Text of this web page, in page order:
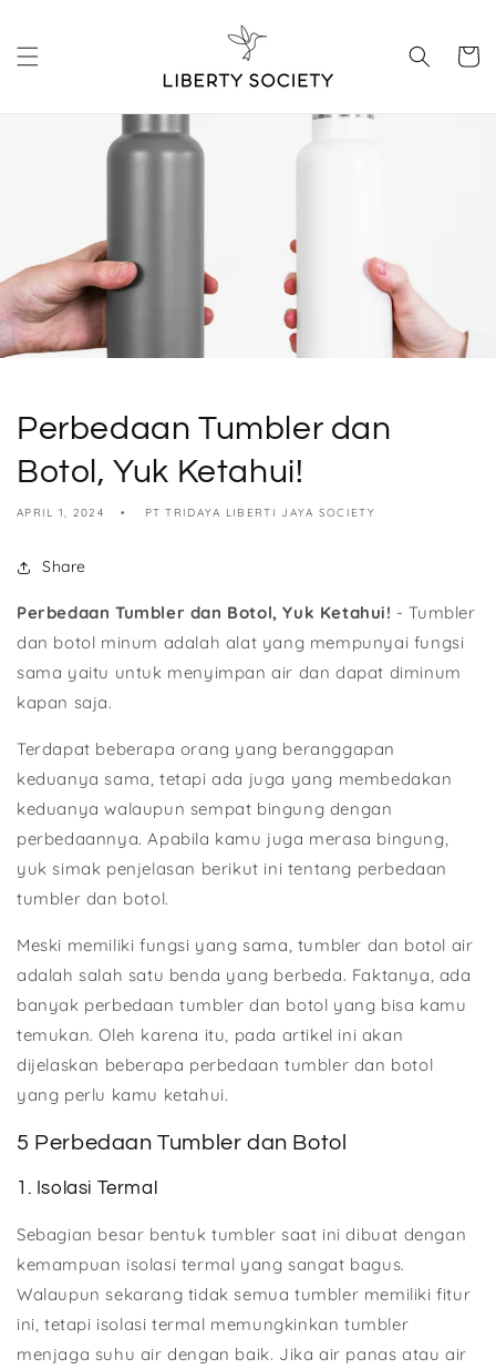
Cart
Perbedaan Tumbler dan
Botol, Yuk Ketahui!
APRIL 1, 2024 PT TRIDAYA LIBERTI JAYA SOCIETY
Share
Perbedaan Tumbler dan Botol, Yuk Ketahui! - Tumbler
dan botol minum adalah alat yang mempunyai fungsi
sama yaitu untuk menyimpan air dan dapat diminum
kapan saja.
Terdapat beberapa orang yang beranggapan
keduanya sama, tetapi ada juga yang membedakan
keduanya walaupun sempat bingung dengan
perbedaannya. Apabila kamu juga merasa bingung,
yuk simak penjelasan berikut ini tentang perbedaan
tumbler dan botol.
Meski memiliki fungsi yang sama, tumbler dan botol air
adalah salah satu benda yang berbeda. Faktanya, ada
banyak perbedaan tumbler dan botol yang bisa kamu
temukan. Oleh karena itu, pada artikel ini akan
dijelaskan beberapa perbedaan tumbler dan botol
yang perlu kamu ketahui.
5 Perbedaan Tumbler dan Botol
1. Isolasi Termal
Sebagian besar bentuk tumbler saat ini dibuat dengan
kemampuan isolasi termal yang sangat bagus.
Walaupun sekarang tidak semua tumbler memiliki fitur
ini, tetapi isolasi termal memungkinkan tumbler
menjaga suhu air dengan baik. Jika air panas atau air